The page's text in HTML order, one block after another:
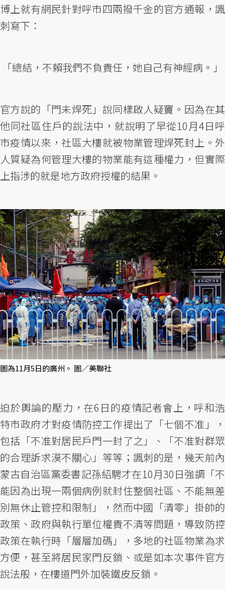
博上就有網民針對呼市四兩撥千金的官方通報，諷
刺寫下：
「總結，不賴我們不負責任，她自己有神經病。」
官方說的「門未焊死」說同樣啟人疑竇。因為在其
他同社區住戶的說法中，就說明了早從10月4日呼
市疫情以來，社區大樓就被物業管理焊死封上。外
人質疑為何管理大樓的物業能有這種權力，但實際
上指涉的就是地方政府授權的結果。
圖為11月5日的廣州。 圖／美聯社
迫於輿論的壓力，在6日的疫情記者會上，呼和浩
特市政府才對疫情防控工作提出了「七個不准」，
包括「不准對居民戶門一封了之」、「不准對群眾
的合理訴求漠不關心」等等；諷刺的是，幾天前內
蒙古自治區黨委書記孫紹騁才在10月30日強調「不
能因為出現一兩個病例就封住整個社區、不能無差
別無休止管控和限制」，然而中國「清零」掛帥的
政策、政府與執行單位權責不清等問題，導致防控
政策在執行時「層層加碼」，多地的社區物業為求
方便，甚至將居民家門反鎖、或是如本次事件官方
說法般，在樓道門外加裝鐵皮反鎖。